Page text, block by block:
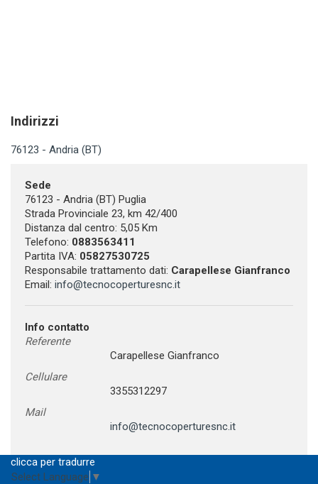
Indirizzi
76123 - Andria (BT)
Sede
76123 - Andria (BT) Puglia
Strada Provinciale 23, km 42/400
Distanza dal centro: 5,05 Km
Telefono: 0883563411
Partita IVA: 05827530725
Responsabile trattamento dati: Carapellese Gianfranco
Email: info@tecnocoperturesnc.it
Info contatto
Referente
Carapellese Gianfranco
Cellulare
3355312297
Mail
info@tecnocoperturesnc.it
clicca per tradurre
Select Language ▼